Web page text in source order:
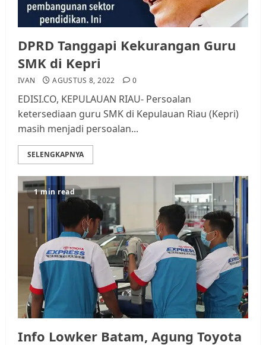
DPRD Tanggapi Kekurangan Guru
SMK di Kepri
IVAN AGUSTUS 8, 2022 0
EDISI.CO, KEPULAUAN RIAU- Persoalan
ketersediaan guru SMK di Kepulauan Riau (Kepri)
masih menjadi persoalan...
SELENGKAPNYA
1 min read
Info Lowker Batam, Agung Toyota